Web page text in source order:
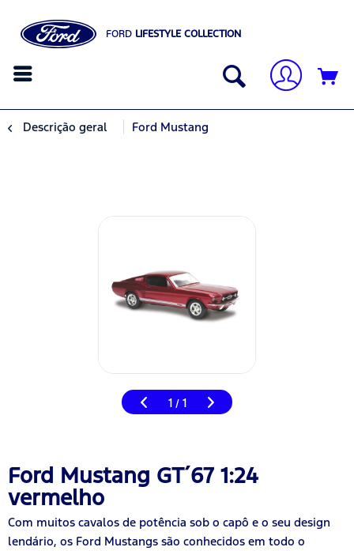
FORD LIFESTYLE COLLECTION
Descrição geral Ford Mustang
1 / 1
Ford Mustang GT´67 1:24
vermelho
Com muitos cavalos de potência sob o capô e o seu design
lendário, os Ford Mustangs são conhecidos em todo o